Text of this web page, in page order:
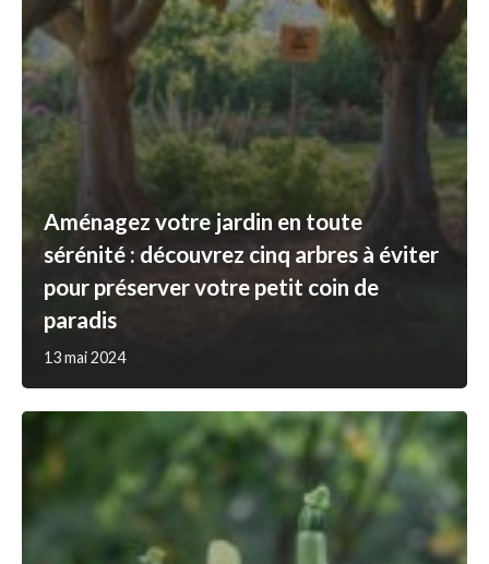
Aménagez votre jardin en toute
sérénité : découvrez cinq arbres à éviter
pour préserver votre petit coin de
paradis
13 mai 2024